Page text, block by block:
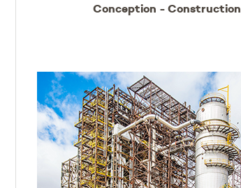
Conception - Construction